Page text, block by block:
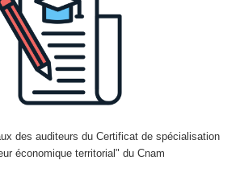
des auditeurs du Certificat de spécialisation
économique territorial" du Cnam